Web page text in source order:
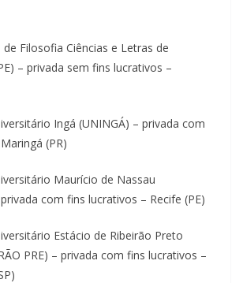
Filosofia Ciências e Letras de
– privada sem fins lucrativos –
Ingá (UNINGÁ) – privada com
(PR)
Maurício de Nassau
com fins lucrativos – Recife (PE)
Estácio de Ribeirão Preto
PRE) – privada com fins lucrativos –